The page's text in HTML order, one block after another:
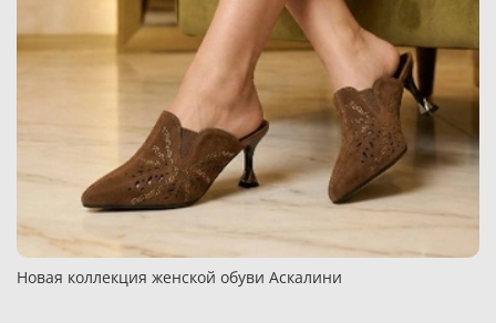
Новая коллекция женской обуви Аскалини